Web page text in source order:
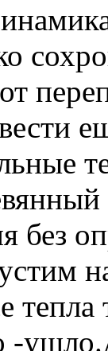
без
-